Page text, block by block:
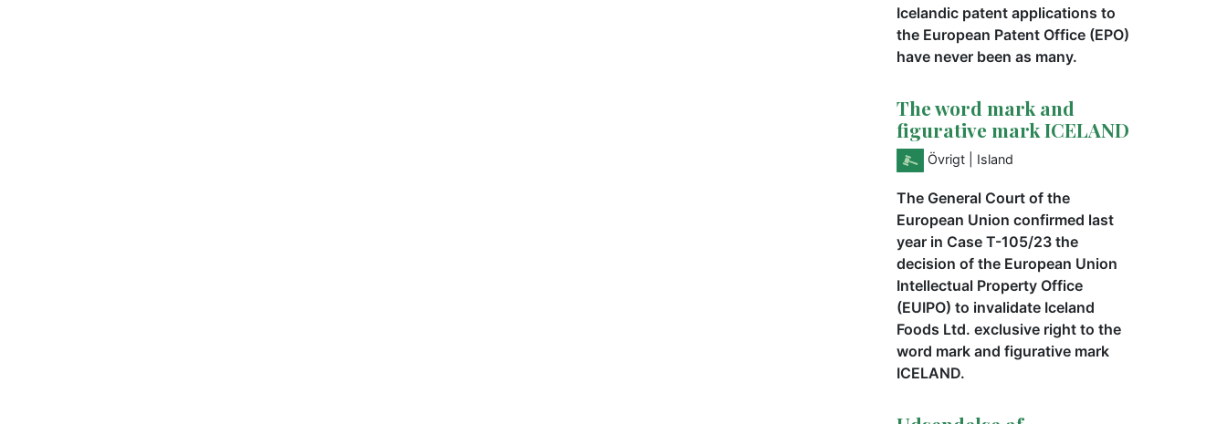
Icelandic patent applications to
the European Patent Office (EPO)
have never been as many.
The word mark and
figurative mark ICELAND
Övrigt | Island
The General Court of the
European Union confirmed last
year in Case T-105/23 the
decision of the European Union
Intellectual Property Office
(EUIPO) to invalidate Iceland
Foods Ltd. exclusive right to the
word mark and figurative mark
ICELAND.